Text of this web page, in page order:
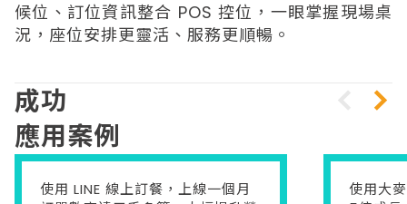
候位、訂位資訊整合 POS 控位，一眼掌握現場桌
況，座位安排更靈活、服務更順暢。
成功
應用案例
使用 LINE 線上訂餐，上線一個月
使用大